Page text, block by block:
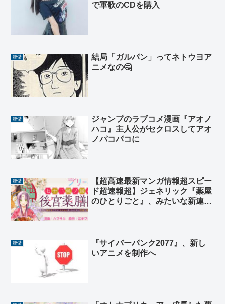
で軍歌のCDを購入
嫌儲
結局「ガルパン」ってネトウヨア
ニメなの🤔
嫌儲
ジャンプのラブコメ漫画『アオノ
ハコ』主人公がセクロスしてアオ
ノパコパコに
嫌儲
【超高速最新マンガ情報超スピー
ド超速報超】ジェネリック『薬屋
のひとりごと』、みたいな新連
嫌儲
『サイバーパンク2077』、新し
いアニメを制作へ